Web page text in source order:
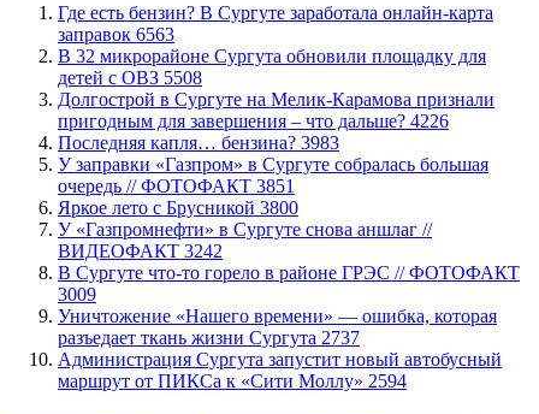
​Где есть бензин? В Сургуте заработала онлайн-карта
заправок 6563
В 32 микрорайоне Сургута обновили площадку для
детей с ОВЗ 5508
​Долгострой в Сургуте на Мелик-Карамова признали
пригодным для завершения ‒ что дальше? 4226
​Последняя капля… бензина? 3983
​У заправки «Газпром» в Сургуте собралась большая
очередь // ФОТОФАКТ 3851
Яркое лето с Брусникой 3800
У «Газпромнефти» в Сургуте снова аншлаг //
ВИДЕОФАКТ 3242
​В Сургуте что-то горело в районе ГРЭС // ФОТОФАКТ
3009
​Уничтожение «Нашего времени» — ошибка, которая
разъедает ткань жизни Сургута 2737
​Администрация Сургута запустит новый автобусный
маршрут от ПИКСа к «Сити Моллу» 2594